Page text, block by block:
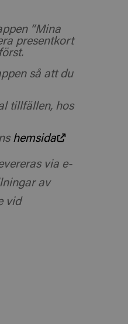
“Mina
presentkort
så att du
tillfällen, hos
hemsida
via e-
av
vid